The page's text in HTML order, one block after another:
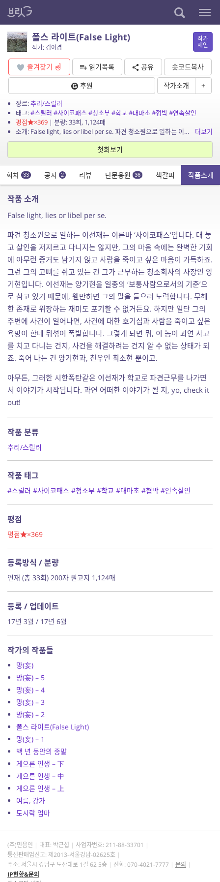
폴스 라이트(False Light)
작가: 김이겸
작가
제안
즐겨찾기 읽기목록 공유
숏코드복사
후원
작가소개 +
장르:추리/스릴러
태그:#스릴러 #사이코패스#청소부#학교#대마초#협박#연속살인
평점
×369| 분량: 33회, 1,124매
소개: False light, lies or libel per se. 파견 청소원으로 일하는 이선재는 이른바 ‘사이코패스’입니다. 대 놓고 살인을 저지르고 다니지는...
더보기
첫회보기
회차 33 공지 2 리뷰 단문응원 36 책갈피 작품소개
작품 소개
False light, lies or libel per se.
파견 청소원으로 일하는 이선재는 이른바 ‘사이코패스’입니다. 대 놓
고 살인을 저지르고 다니지는 않지만, 그의 마음 속에는 완벽한 기회
에 아무런 증거도 남기지 않고 사람을 죽이고 싶은 마음이 가득하죠.
그런 그의 고삐를 쥐고 있는 건 그가 근무하는 청소회사의 사장인 양
기현입니다. 이선재는 양기현을 일종의 ‘보통사람으로서의 기준’으
로 삼고 있기 때문에, 웬만하면 그의 말을 들으려 노력합니다. 무해
한 존재로 위장하는 재미도 포기할 수 없거든요. 하지만 일단 그의
주변에 사건이 일어나면, 사건에 대한 호기심과 사람을 죽이고 싶은
욕망이 한데 뒤섞여 폭발합니다. 그렇게 되면 뭐, 이 놈이 과연 사고
를 치고 다니는 건지, 사건을 해결하려는 건지 알 수 없는 상태가 되
죠. 죽어 나는 건 양기현과, 친우인 최소현 뿐이고.
아무튼, 그러한 시한폭탄같은 이선재가 학교로 파견근무를 나가면
서 이야기가 시작됩니다. 과연 어떠한 이야기가 될 지, yo, check it
out!
작품 분류
추리/스릴러
작품 태그
#스릴러 #사이코패스 #청소부 #학교 #대마초 #협박 #연속살인
평점
평점 ×369
등록방식 / 분량
연재 (총 33회) 200자 원고지 1,124매
등록 / 업데이트
17년 3월 / 17년 6월
작가의 작품들
망(妄)
망(妄) – 5
망(妄) – 4
망(妄) – 3
망(妄) – 2
폴스 라이트(False Light)
망(妄) – 1
백 년 동안의 종말
게으른 인생 – 下
게으른 인생 – 中
게으른 인생 – 上
여름, 강가
도시락 엄마
(주)민음인 대표: 박근섭 사업자번호: 211-88-33701
통신판매업신고: 제2013-서울강남-02625호
주소: 서울시 강남구 도산대로 1길 62 5층
전화: 070-4021-7777
문의
IP현황&문의